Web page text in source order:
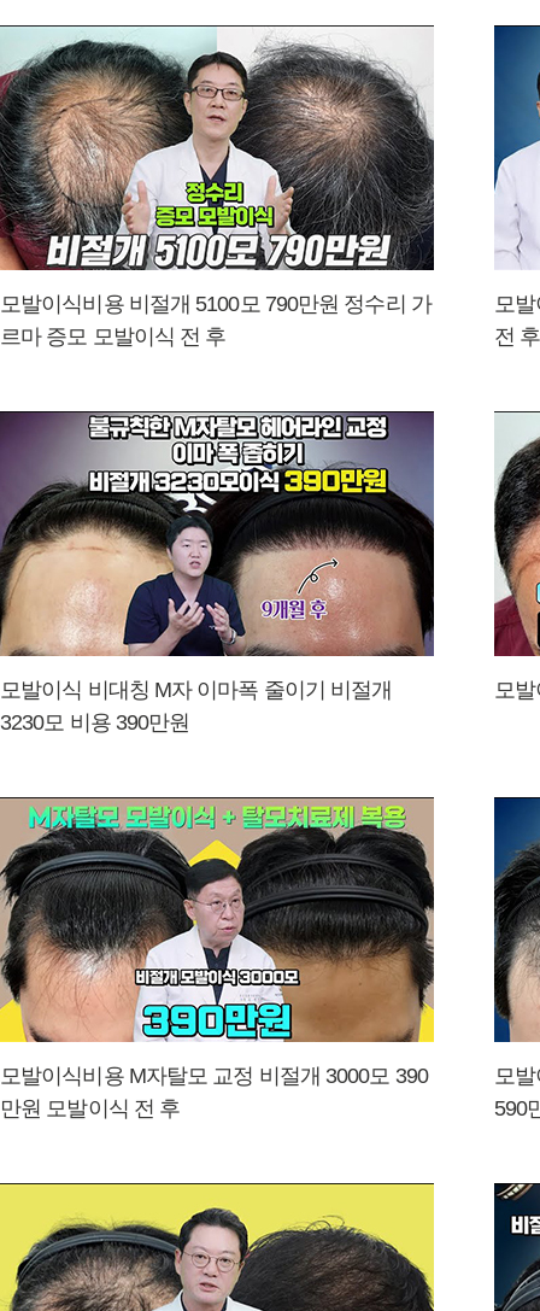
모발이식비용 비절개 5100모 790만원 정수리 가
르마 증모 모발이식 전 후
모
전 후
모발이식 비대칭 M자 이마폭 줄이기 비절개
3230모 비용 390만원
모
모발이식비용 M자탈모 교정 비절개 3000모 390
만원 모발이식 전 후
모
590